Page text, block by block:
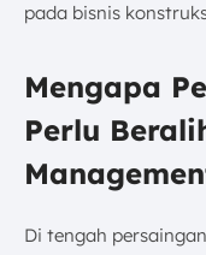
pada bisnis
Mengapa
Perlu
Di tengah